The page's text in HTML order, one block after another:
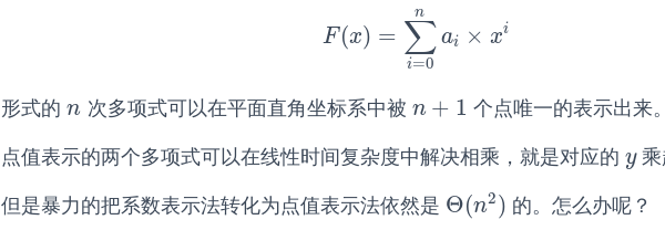
F(x) = ∑
i=0
n
ai × xi
F(x =∑ i= na ×x i
形式的 n
n 次多项式可以在平面直角坐标系中被 n + 1
n+1
个点唯一的表示出来。
点值表示的两个多项式可以在线性时间复杂度中解决相乘，就是对应的 y
y乘
但是暴力的把系数表示法转化为点值表示法依然是 Θ(n2)
Θ(n2) 的。怎么办呢？